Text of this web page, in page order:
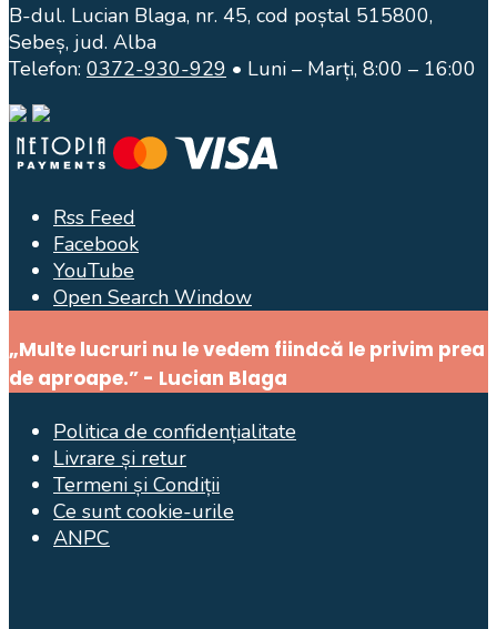
B-dul. Lucian Blaga, nr. 45, cod poștal 515800,
Sebeș, jud. Alba
Telefon: 0372-930-929 • Luni – Marți, 8:00 – 16:00
Rss Feed
Facebook
YouTube
Open Search Window
„Multe lucruri nu le vedem fiindcă le privim prea
de aproape.” - Lucian Blaga
Politica de confidențialitate
Livrare și retur
Termeni și Condiții
Ce sunt cookie-urile
ANPC